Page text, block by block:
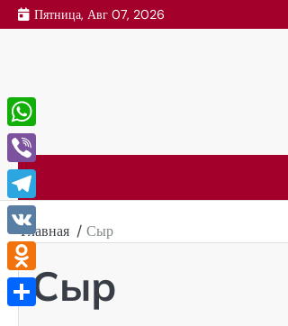
Перейти
к
Пятница, Авг 07, 2026
Главная Сыр
Сыр
WhatsApp
Viber
Telegram
VK
Odnoklassniki